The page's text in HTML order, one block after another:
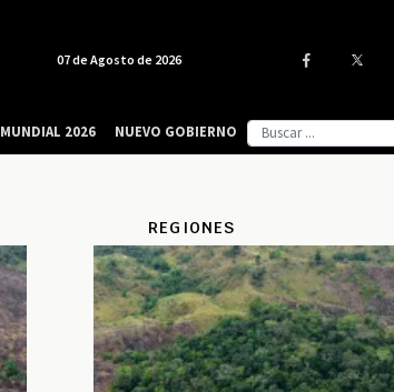
REGIONES
07 de Agosto de 2026
MUNDIAL 2026 NUEVO GOBIERNO